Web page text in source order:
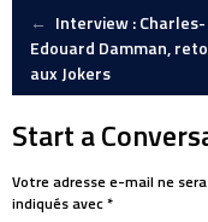
Post
navigation
← Interview : Charles-
Edouard Damman,
aux Jokers
Start a
Votre adresse e-mail ne
indiqués avec*